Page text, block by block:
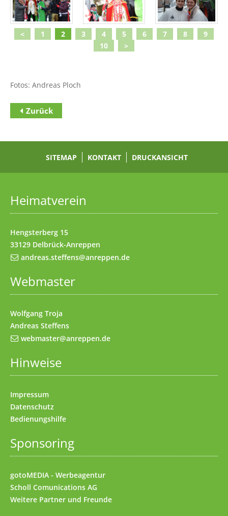
< 1 2 3 4 5 6 7 8
9
10
>
Fotos: Andreas Ploch
Zurück
Zur Hauptnavigation(Access key h)
Zur Unternavigation
(Access key u)
Startseite(Access key 1)
Impressum(Access key 8)
Kontakt(Access key 9)
SITEMAP KONTAKT DRUCKANSICHT
Heimatverein
Hengsterberg 15
33129 Delbrück-Anreppen
andreas.steffens@anreppen.de
Webmaster
Wolfgang Troja
Andreas Steffens
webmaster@anreppen.de
Hinweise
Impressum
Datenschutz
Bedienungshilfe
Sponsoring
gotoMEDIA - Werbeagentur
Scholl Comunications AG
Weitere Partner und Freunde